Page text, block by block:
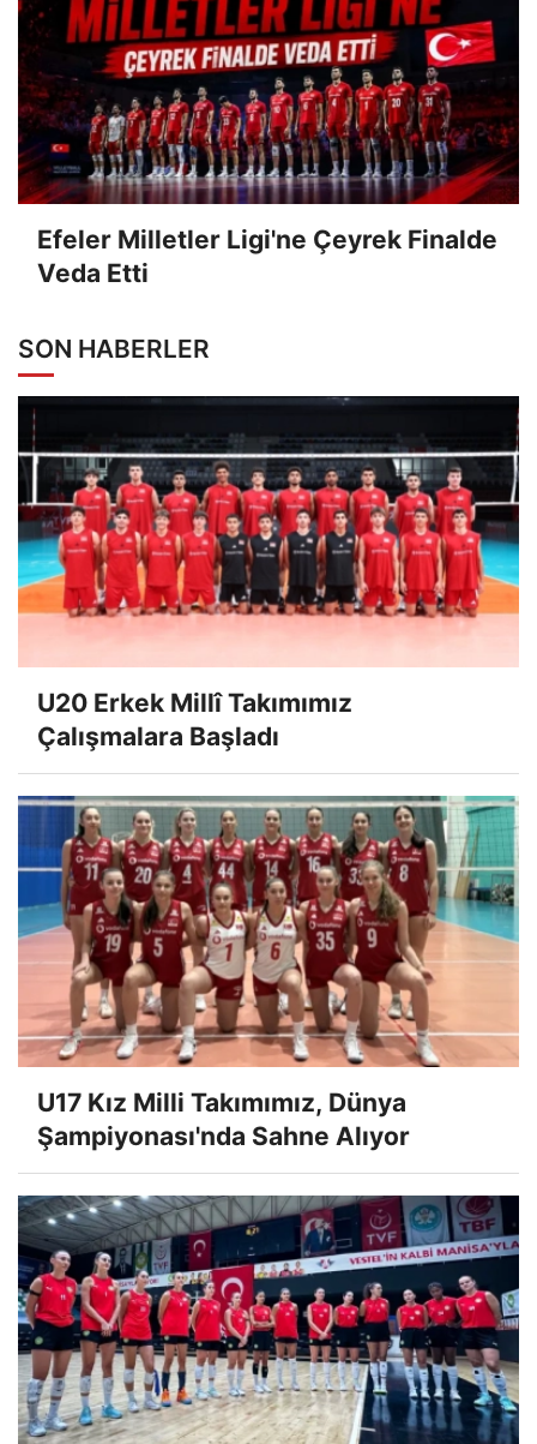
Efeler Milletler Ligi'ne Çeyrek Finalde
Veda Etti
SON HABERLER
U20 Erkek Millî Takımımız
Çalışmalara Başladı
U17 Kız Milli Takımımız, Dünya
Şampiyonası'nda Sahne Alıyor